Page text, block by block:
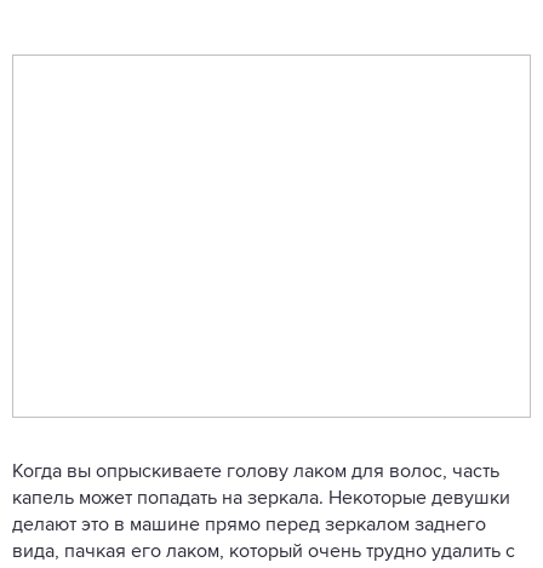
Когда вы опрыскиваете голову лаком для волос, часть
капель может попадать на зеркала. Некоторые девушки
делают это в машине прямо перед зеркалом заднего
вида, пачкая его лаком, который очень трудно удалить с